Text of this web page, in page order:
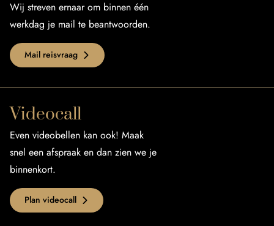
Wij streven ernaar om binnen één
werkdag je mail te beantwoorden.
Mail reisvraag
Videocall
Even videobellen kan ook! Maak
snel een afspraak en dan zien we je
binnenkort.
Plan videocall